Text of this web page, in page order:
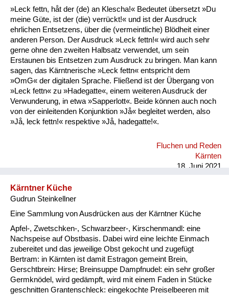
»Leck fettn, håt der (de) an Klescha!« Bedeutet übersetzt »Du
meine Güte, ist der (die) verrückt!« und ist der Ausdruck
ehrlichen Entsetzens, über die (vermeintliche) Blödheit einer
anderen Person. Der Ausdruck »Leck fettn!« wird auch sehr
gerne ohne den zweiten Halbsatz verwendet, um sein
Erstaunen bis Entsetzen zum Ausdruck zu bringen. Man kann
sagen, das Kärntnerische »Leck fettn« entspricht dem
»OmG« der digitalen Sprache. Fließend ist der Übergang von
»Leck fettn« zu »Hadegatte«, einem weiteren Ausdruck der
Verwunderung, in etwa »Sapperlott«. Beide können auch noch
von der einleitenden Konjunktion »Jå« begleitet werden, also
»Jå, leck fettn!« respektive »Jå, hadegatte!«.
Fluchen und Reden
Kärnten
18. Juni 2021
Kärntner Küche
Gudrun Steinkellner
Eine Sammlung von Ausdrücken aus der Kärntner Küche
Apfel-, Zwetschken-, Schwarzbeer-, Kirschenmandl: eine
Nachspeise auf Obstbasis. Dabei wird eine leichte Einmach
zubereitet und das jeweilige Obst gekocht und zugefügt
Bertram: in Kärnten ist damit Estragon gemeint Brein,
Gerschtbrein: Hirse; Breinsuppe Dampfnudel: ein sehr großer
Germknödel, wird gedämpft, wird mit einem Faden in Stücke
geschnitten Grantenschleck: eingekochte Preiselbeeren mit